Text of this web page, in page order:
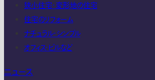
狭小住宅・変形地の住宅
住宅のリフォーム
ナチュラル・シンプル
オフィス・ビルなど
ニュース